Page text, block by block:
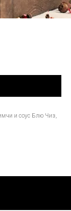
и соус Блю Чиз,